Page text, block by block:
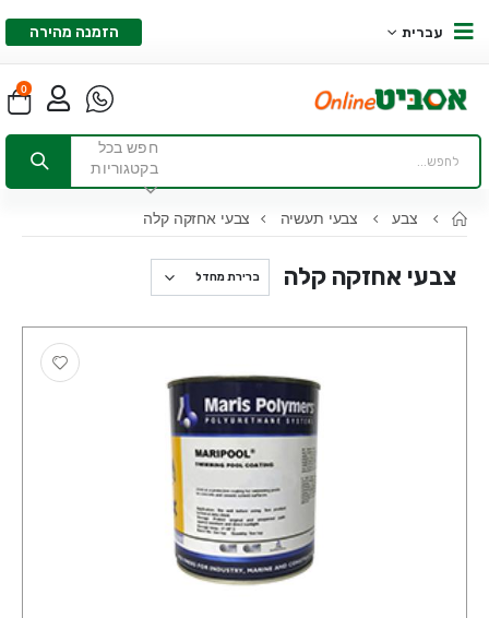
עברית הזמנה מהירה
0
חפש בכל
בקטגוריות
צבע צבעי תעשיה צבעי אחזקה קלה
צבעי אחזקה קלה